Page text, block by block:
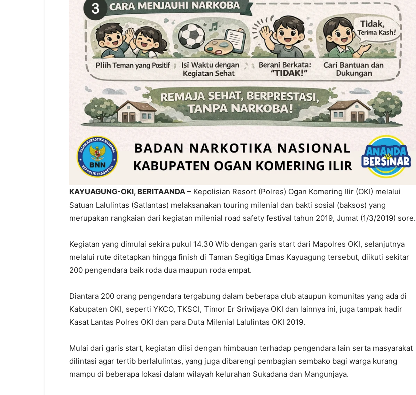
KAYUAGUNG-OKI, BERITAANDA – Kepolisian Resort (Polres) Ogan Komering Ilir (OKI) melalui
Satuan Lalulintas (Satlantas) melaksanakan touring milenial dan bakti sosial (baksos) yang
merupakan rangkaian dari kegiatan milenial road safety festival tahun 2019, Jumat (1/3/2019) sore.
Kegiatan yang dimulai sekira pukul 14.30 Wib dengan garis start dari Mapolres OKI, selanjutnya
melalui rute ditetapkan hingga finish di Taman Segitiga Emas Kayuagung tersebut, diikuti sekitar
200 pengendara baik roda dua maupun roda empat.
Diantara 200 orang pengendara tergabung dalam beberapa club ataupun komunitas yang ada di
Kabupaten OKI, seperti YKCO, TKSCI, Timor Er Sriwijaya OKI dan lainnya ini, juga tampak hadir
Kasat Lantas Polres OKI dan para Duta Milenial Lalulintas OKI 2019.
Mulai dari garis start, kegiatan diisi dengan himbauan terhadap pengendara lain serta masyarakat
dilintasi agar tertib berlalulintas, yang juga dibarengi pembagian sembako bagi warga kurang
mampu di beberapa lokasi dalam wilayah kelurahan Sukadana dan Mangunjaya.